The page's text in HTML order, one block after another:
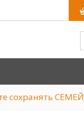
сохранять